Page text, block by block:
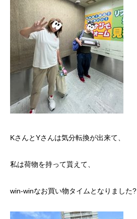
KさんとYさんは気分転換が出来て、
私は荷物を持って貰えて、
win-winなお買い物タイムとなりました?